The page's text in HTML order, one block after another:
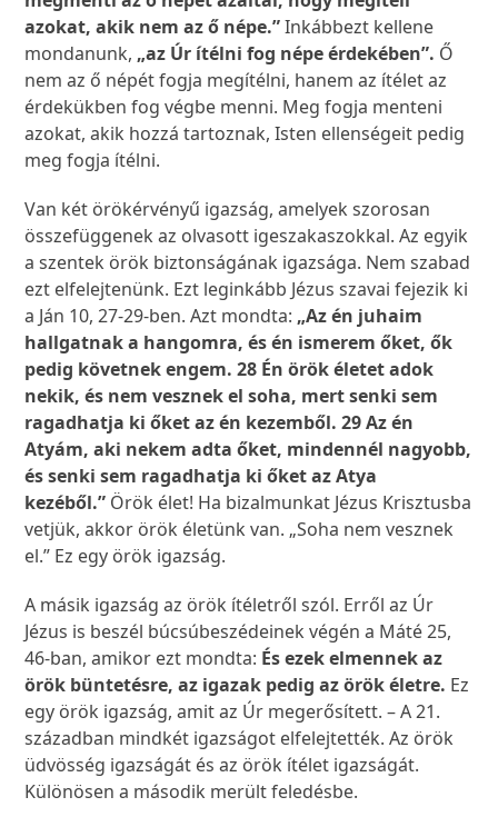
azokat, akik nem az ő népe.”Inkábbezt kellene
mondanunk, „az Úr ítélni fog népe érdekében”. Ő
nem az ő népét fogja megítélni, hanem az ítélet az
érdekükben fog végbe menni. Meg fogja menteni
azokat, akik hozzá tartoznak, Isten ellenségeit pedig
meg fogja ítélni.
Van két örökérvényű igazság, amelyek szorosan
összefüggenek az olvasott igeszakaszokkal. Az egyik
a szentek örök biztonságának igazsága. Nem szabad
ezt elfelejtenünk. Ezt leginkább Jézus szavai fejezik ki
a Ján 10, 27-29-ben. Azt mondta: „Az én juhaim
hallgatnak a hangomra, és én ismerem őket, ők
pedig követnek engem. 28 Én örök életet adok
nekik, és nem vesznek el soha, mert senki sem
ragadhatja ki őket az én kezemből. 29 Az én
Atyám, aki nekem adta őket, mindennél nagyobb,
és senki sem ragadhatja ki őket az Atya
kezéből.” Örök élet! Ha bizalmunkat Jézus Krisztusba
vetjük, akkor örök életünk van. „Soha nem vesznek
el.” Ez egy örök igazság.
A másik igazság az örök ítéletről szól. Erről az Úr
Jézus is beszél búcsúbeszédeinek végén a Máté 25,
46-ban, amikor ezt mondta: És ezek elmennek az
örök büntetésre, az igazak pedig az örök életre. Ez
egy örök igazság, amit az Úr megerősített. – A 21.
században mindkét igazságot elfelejtették. Az örök
üdvösség igazságát és az örök ítélet igazságát.
Különösen a második merült feledésbe.